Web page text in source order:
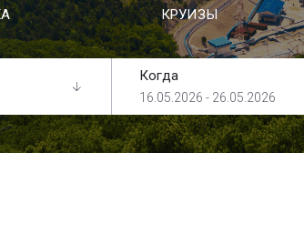
КРУИЗЫ
Когда
16.05.2026 - 26.05.2026